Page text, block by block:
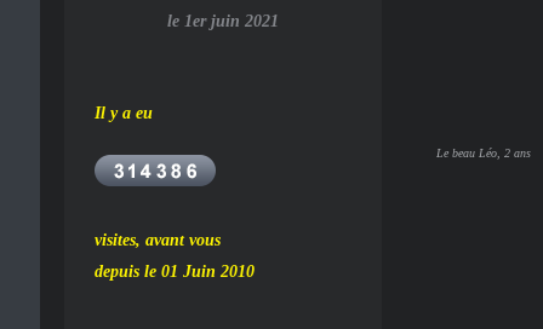
Le beau Léo, 2 ans
le 1er juin 2021
Il y a eu
visites, avant vous
depuis le 01 Juin 2010